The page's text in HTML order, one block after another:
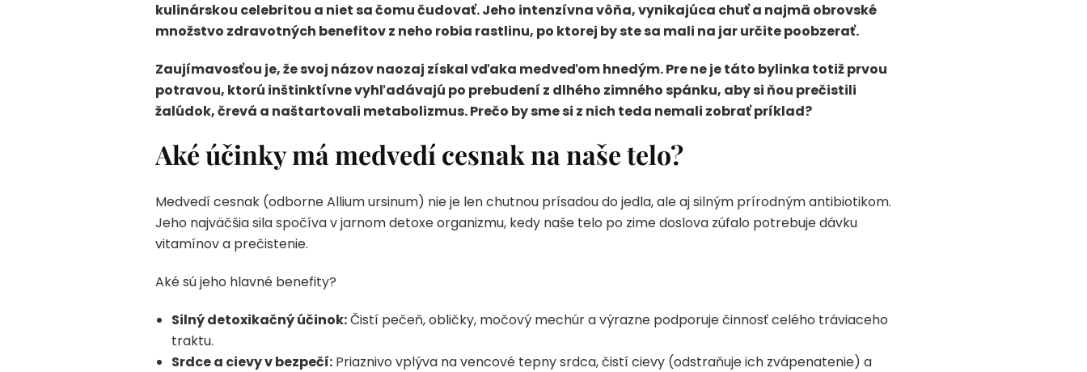
kulinárskou celebritou a niet sa čomu čudovať. Jeho intenzívna vôňa, vynikajúca chuť a najmä obrovské
množstvo zdravotných benefitov z neho robia rastlinu, po ktorej by ste sa mali na jar určite poobzerať.
Zaujímavosťou je, že svoj názov naozaj získal vďaka medveďom hnedým. Pre ne je táto bylinka totiž prvou
potravou, ktorú inštinktívne vyhľadávajú po prebudení z dlhého zimného spánku, aby si ňou prečistili
žalúdok, črevá a naštartovali metabolizmus. Prečo by sme si z nich teda nemali zobrať príklad?
Aké účinky má medvedí cesnak na naše telo?
Medvedí cesnak (odborne Allium ursinum) nie je len chutnou prísadou do jedla, ale aj silným prírodným antibiotikom.
Jeho najväčšia sila spočíva v jarnom detoxe organizmu, kedy naše telo po zime doslova zúfalo potrebuje dávku
vitamínov a prečistenie.
Aké sú jeho hlavné benefity?
Silný detoxikačný účinok:Čistí pečeň, obličky, močový mechúr a výrazne podporuje činnosť celého tráviaceho
traktu.
Srdce a cievy v bezpečí: Priaznivo vplýva na vencové tepny srdca, čistí cievy (odstraňuje ich zvápenatenie) a